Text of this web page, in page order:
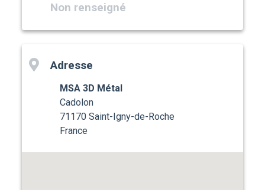
Non renseigné
Adresse
MSA 3D Métal
Cadolon
71170 Saint-Igny-de-Roche
France